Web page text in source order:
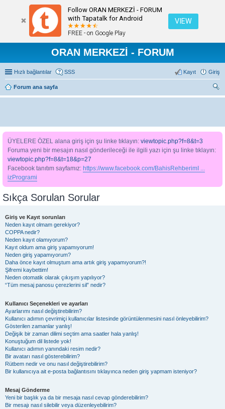
Follow ORAN MERKEZİ - FORUM
with Tapatalk for Android
FREE - on Google Play
VIEW
ORAN MERKEZİ - FORUM
Hızlı bağlantılar SSS Giriş
Kayıt
Forum ana sayfa
ra
ÜYELERE ÖZEL alana giriş için şu linke tıklayın: viewtopic.php?f=8&t=3
Foruma yeni bir mesajın nasıl gönderileceği ile ilgili yazı için şu linke tıklayın:
viewtopic.php?f=8&t=18&p=27
Facebook tanıtım sayfamız: https://www.facebook.com/BahisRehberimI ...
izProgrami
Sıkça Sorulan Sorular
Giriş ve Kayıt sorunları
Neden kayıt olmam gerekiyor?
COPPA nedir?
Neden kayıt olamıyorum?
Kayıt oldum ama giriş yapamıyorum!
Neden giriş yapamıyorum?
Daha önce kayıt olmuştum ama artık giriş yapamıyorum?!
Şifremi kaybettim!
Neden otomatik olarak çıkışım yapılıyor?
“Tüm mesaj panosu çerezlerini sil” nedir?
Kullanıcı Seçenekleri ve ayarları
Ayarlarımı nasıl değiştirebilirim?
Kullanıcı adımın çevrimiçi kullanıcılar listesinde görüntülenmesini nasıl önleyebilirim?
Gösterilen zamanlar yanlış!
Değişik bir zaman dilimi seçtim ama saatler hala yanlış!
Konuştuğum dil listede yok!
Kullanıcı adımın yanındaki resim nedir?
Bir avatarı nasıl gösterebilirim?
Rütbem nedir ve onu nasıl değiştirebilirim?
Bir kullanıcıya ait e-posta bağlantısını tıklayınca neden giriş yapmam isteniyor?
Mesaj Gönderme
Yeni bir başlık ya da bir mesaja nasıl cevap gönderebilirim?
Bir mesajı nasıl silebilir veya düzenleyebilirim?